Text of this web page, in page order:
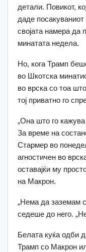
детали. Повикот,
даде посакуваниот
својата намера да
минатата недела.
Но, кога Трамп
во Шкотска
во врска со тоа
тој приватно го
„Она што го
За време на
Стармер во
агностичен во
оставајќи му
на Макрон.
„Нема да заземам
седеше до него.
Белата куќа одби
Трамп со Макрон